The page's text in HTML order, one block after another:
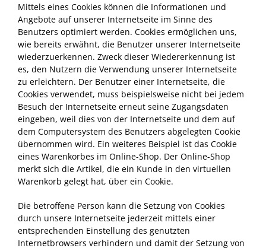
Mittels eines Cookies können die Informationen und
Angebote auf unserer Internetseite im Sinne des
Benutzers optimiert werden. Cookies ermöglichen uns,
wie bereits erwähnt, die Benutzer unserer Internetseite
wiederzuerkennen. Zweck dieser Wiedererkennung ist
es, den Nutzern die Verwendung unserer Internetseite
zu erleichtern. Der Benutzer einer Internetseite, die
Cookies verwendet, muss beispielsweise nicht bei jedem
Besuch der Internetseite erneut seine Zugangsdaten
eingeben, weil dies von der Internetseite und dem auf
dem Computersystem des Benutzers abgelegten Cookie
übernommen wird. Ein weiteres Beispiel ist das Cookie
eines Warenkorbes im Online-Shop. Der Online-Shop
merkt sich die Artikel, die ein Kunde in den virtuellen
Warenkorb gelegt hat, über ein Cookie.
Die betroffene Person kann die Setzung von Cookies
durch unsere Internetseite jederzeit mittels einer
entsprechenden Einstellung des genutzten
Internetbrowsers verhindern und damit der Setzung von